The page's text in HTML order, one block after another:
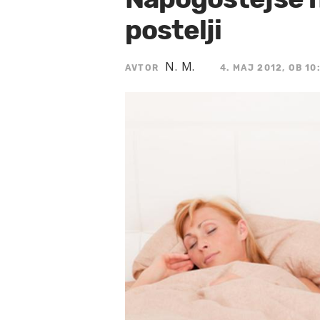
postelji
AVTOR N. M. 4. MAJ 2012, OB